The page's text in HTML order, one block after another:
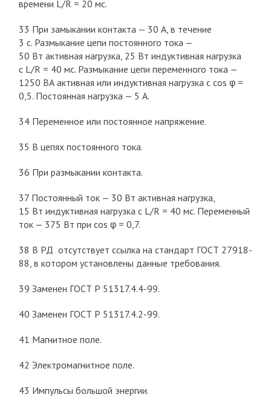
времени L/R = 20 мс.
33 При замыкании контакта — 30 А, в течение
3 с. Размыкание цепи постоянного тока —
50 Вт активная нагрузка, 25 Вт индуктивная нагрузка
с L/R = 40 мc. Размыкание цепи переменного тока —
1250 ВА активная или индуктивная нагрузка с cos φ =
0,5. Постоянная нагрузка — 5 А.
34 Переменное или постоянное напряжение.
35 В цепях постоянного тока.
36 При размыкании контакта.
37 Постоянный ток — 30 Вт активная нагрузка,
15 Вт индуктивная нагрузка с L/R = 40 мc. Переменный
ток — 375 Вт при cos φ = 0,7.
38 В РД отсутствует cсылка на стандарт ГОСТ 27918-
88, в котором установлены данные требования.
39 Заменен ГОСТ Р 51317.4.4-99.
40 Заменен ГОСТ Р 51317.4.2-99.
41 Магнитное поле.
42 Электромагнитное поле.
43 Импульсы большой энергии.